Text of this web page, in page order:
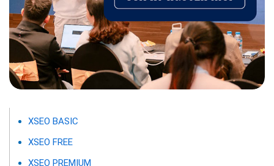
XSEO BASIC
XSEO FREE
XSEO PREMIUM